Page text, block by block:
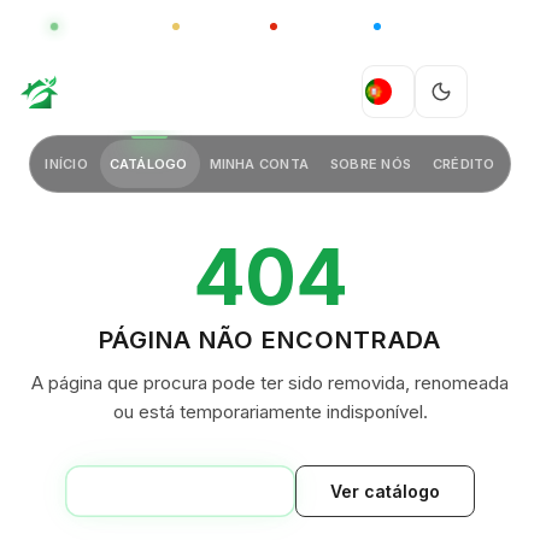
GLOBAL CHINA
PT
INÍCIO CATÁLOGO MINHA CONTA SOBRE NÓS CRÉDITO
404
PÁGINA NÃO ENCONTRADA
A página que procura pode ter sido removida, renomeada
ou está temporariamente indisponível.
Ver catálogo